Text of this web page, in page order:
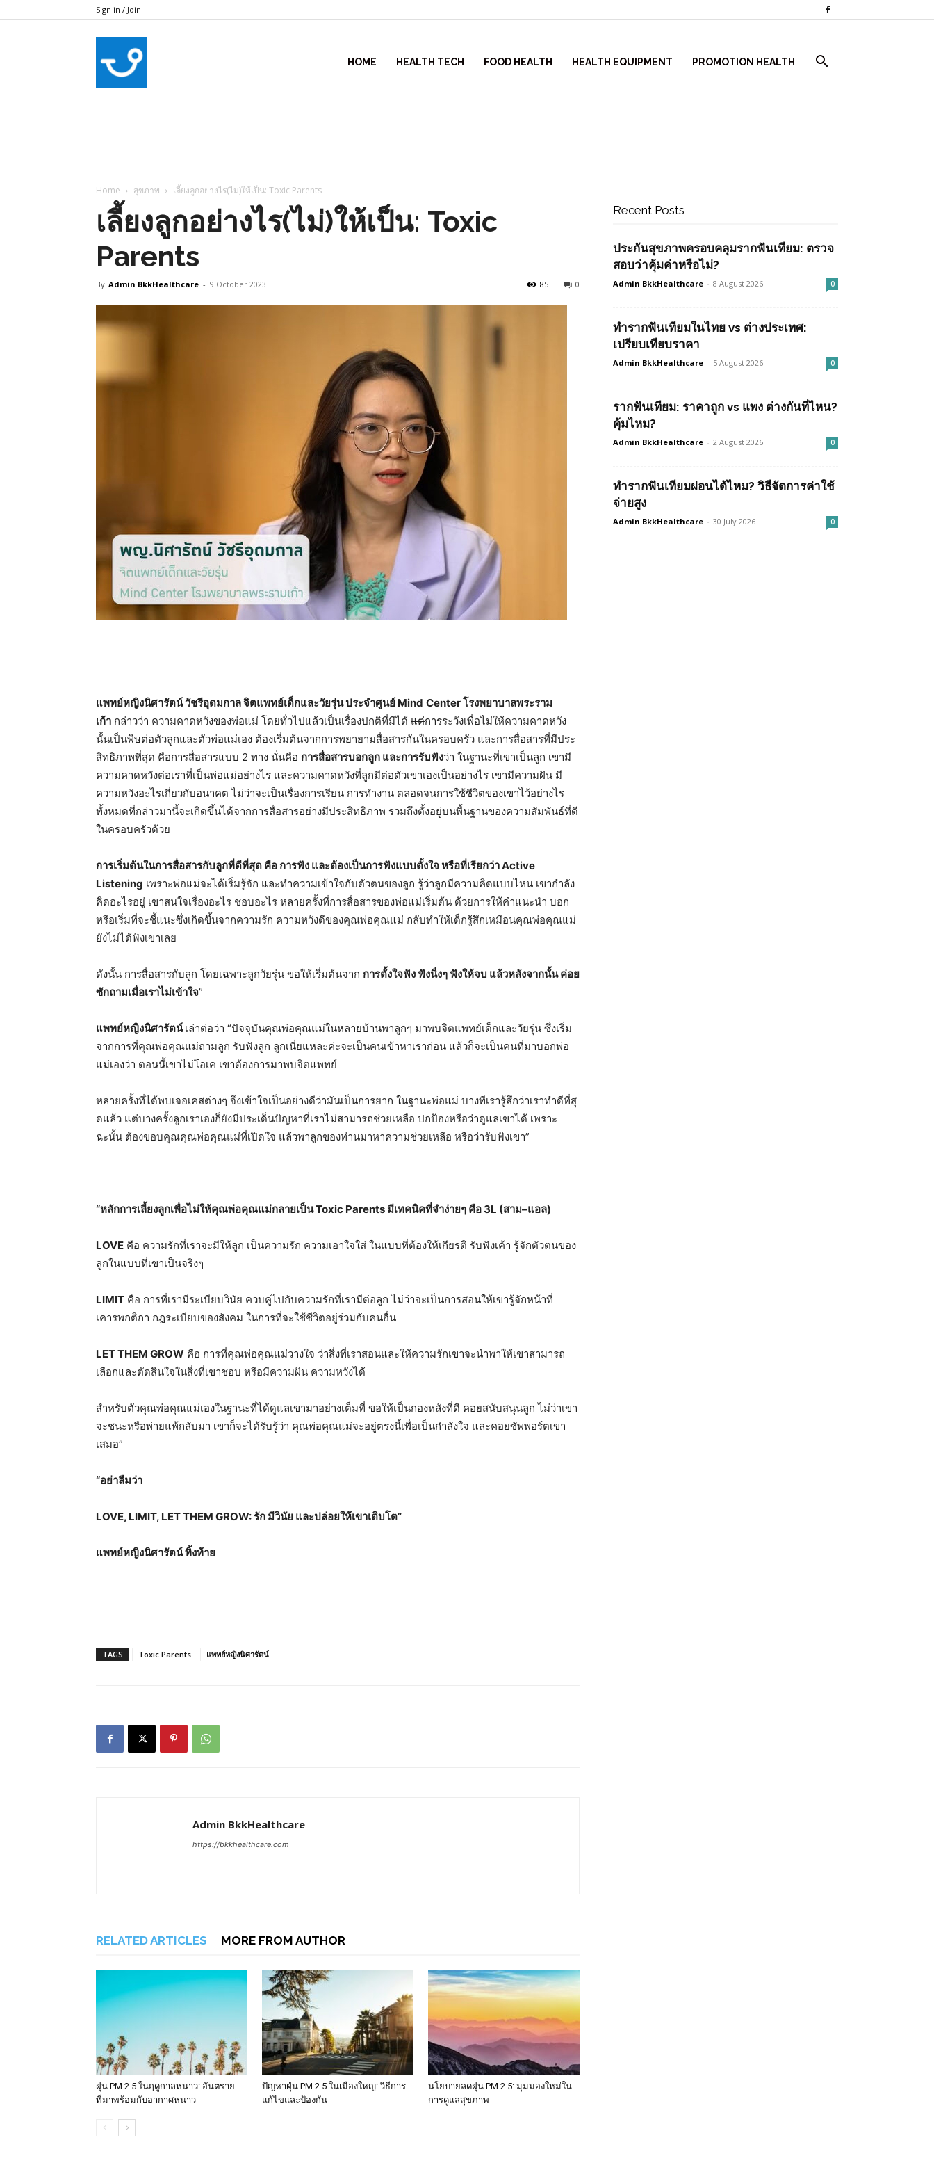
Sign in / Join
HOME HEALTH TECH FOOD HEALTH HEALTH EQUIPMENT PROMOTION HEALTH
Home สุขภาพ เลี้ยงลูกอย่างไร(ไม่)ให้เป็น: Toxic Parents
เลี้ยงลูกอย่างไร(ไม่)ให้เป็น: Toxic
Parents
By Admin BkkHealthcare - 9 October 2023 0
85
แพทย์หญิงนิศารัตน์ วัชรีอุดมกาลจิตแพทย์เด็กและวัยรุ่น ประจำศูนย์ Mind Centerโรงพยาบาลพระราม
เก้า กล่าวว่า ความคาดหวังของพ่อแม่ โดยทั่วไปแล้วเป็นเรื่องปกติที่มีได้ แต่การระวังเพื่อไม่ให้ความคาดหวัง
นั้นเป็นพิษต่อตัวลูกและตัวพ่อแม่เอง ต้องเริ่มต้นจากการพยายามสื่อสารกันในครอบครัว และการสื่อสารที่มีประ
สิทธิภาพที่สุด คือการสื่อสารแบบ 2 ทาง นั่นคือ การสื่อสารบอกลูก และการรับฟังว่า ในฐานะที่เขาเป็นลูก เขามี
ความคาดหวังต่อเราที่เป็นพ่อแม่อย่างไร และความคาดหวังที่ลูกมีต่อตัวเขาเองเป็นอย่างไร เขามีความฝัน มี
ความหวังอะไรเกี่ยวกับอนาคต ไม่ว่าจะเป็นเรื่องการเรียน การทำงาน ตลอดจนการใช้ชีวิตของเขาไว้อย่างไร
ทั้งหมดที่กล่าวมานี้จะเกิดขึ้นได้จากการสื่อสารอย่างมีประสิทธิภาพ รวมถึงตั้งอยู่บนพื้นฐานของความสัมพันธ์ที่ดี
ในครอบครัวด้วย
การเริ่มต้นในการสื่อสารกับลูกที่ดีที่สุด คือ การฟัง และต้องเป็นการฟังแบบตั้งใจ หรือที่เรียกว่าActive
Listening เพราะพ่อแม่จะได้เริ่มรู้จัก และทำความเข้าใจกับตัวตนของลูก รู้ว่าลูกมีความคิดแบบไหน เขากำลัง
คิดอะไรอยู่ เขาสนใจเรื่องอะไร ชอบอะไร หลายครั้งที่การสื่อสารของพ่อแม่เริ่มต้น ด้วยการให้คำแนะนำ บอก
หรือเริ่มที่จะชี้แนะซึ่งเกิดขึ้นจากความรัก ความหวังดีของคุณพ่อคุณแม่ กลับทำให้เด็กรู้สึกเหมือนคุณพ่อคุณแม่
ยังไม่ได้ฟังเขาเลย
ดังนั้น การสื่อสารกับลูก โดยเฉพาะลูกวัยรุ่น ขอให้เริ่มต้นจาก การตั้งใจฟัง ฟังนิ่งๆ ฟังให้จบ แล้วหลังจากนั้น ค่อย
ซักถามเมื่อเราไม่เข้าใจ”
แพทย์หญิงนิศารัตน์เล่าต่อว่า “ปัจจุบันคุณพ่อคุณแม่ในหลายบ้านพาลูกๆ มาพบจิตแพทย์เด็กและวัยรุ่น ซึ่งเริ่ม
จากการที่คุณพ่อคุณแม่ถามลูก รับฟังลูก ลูกเนี่ยแหละค่ะจะเป็นคนเข้าหาเราก่อน แล้วก็จะเป็นคนที่มาบอกพ่อ
แม่เองว่า ตอนนี้เขาไม่โอเค เขาต้องการมาพบจิตแพทย์
หลายครั้งที่ได้พบเจอเคสต่างๆ จึงเข้าใจเป็นอย่างดีว่ามันเป็นการยาก ในฐานะพ่อแม่ บางทีเรารู้สึกว่าเราทำดีที่สุ
ดแล้ว แต่บางครั้งลูกเราเองก็ยังมีประเด็นปัญหาที่เราไม่สามารถช่วยเหลือ ปกป้องหรือว่าดูแลเขาได้ เพราะ
ฉะนั้น ต้องขอบคุณคุณพ่อคุณแม่ที่เปิดใจ แล้วพาลูกของท่านมาหาความช่วยเหลือ หรือว่ารับฟังเขา”
“หลักการเลี้ยงลูกเพื่อไม่ให้คุณพ่อคุณแม่กลายเป็นToxic Parents มีเทคนิคที่จำง่ายๆ คือ 3L (สาม–แอล)
LOVE คือ ความรักที่เราจะมีให้ลูก เป็นความรัก ความเอาใจใส่ ในแบบที่ต้องให้เกียรติ รับฟังเค้า รู้จักตัวตนของ
ลูกในแบบที่เขาเป็นจริงๆ
LIMIT คือ การที่เรามีระเบียบวินัย ควบคู่ไปกับความรักที่เรามีต่อลูก ไม่ว่าจะเป็นการสอนให้เขารู้จักหน้าที่
เคารพกติกา กฎระเบียบของสังคม ในการที่จะใช้ชีวิตอยู่ร่วมกับคนอื่น
LET THEM GROW คือ การที่คุณพ่อคุณแม่วางใจ ว่าสิ่งที่เราสอนและให้ความรักเขาจะนำพาให้เขาสามารถ
เลือกและตัดสินใจในสิ่งที่เขาชอบ หรือมีความฝัน ความหวังได้
สำหรับตัวคุณพ่อคุณแม่เองในฐานะที่ได้ดูแลเขามาอย่างเต็มที่ ขอให้เป็นกองหลังที่ดี คอยสนับสนุนลูก ไม่ว่าเขา
จะชนะหรือพ่ายแพ้กลับมา เขาก็จะได้รับรู้ว่า คุณพ่อคุณแม่จะอยู่ตรงนี้เพื่อเป็นกำลังใจ และคอยซัพพอร์ตเขา
เสมอ”
“อย่าลืมว่า
LOVE, LIMIT, LET THEM GROW:รัก มีวินัย และปล่อยให้เขาเติบโต”
แพทย์หญิงนิศารัตน์ ทิ้งท้าย
TAGS Toxic Parents แพทย์หญิงนิศารัตน์
Admin BkkHealthcare
https://bkkhealthcare.com
RELATED ARTICLES MORE FROM AUTHOR
ฝุ่น PM 2.5 ในฤดูกาลหนาว: อันตราย
ที่มาพร้อมกับอากาศหนาว
ปัญหาฝุ่น PM 2.5 ในเมืองใหญ่: วิธีการ
แก้ไขและป้องกัน
นโยบายลดฝุ่น PM 2.5: มุมมองใหม่ใน
การดูแลสุขภาพ
Recent Posts
ประกันสุขภาพครอบคลุมรากฟันเทียม: ตรวจ
สอบว่าคุ้มค่าหรือไม่?
Admin BkkHealthcare - 8 August 2026 0
ทำรากฟันเทียมในไทย vs ต่างประเทศ:
เปรียบเทียบราคา
Admin BkkHealthcare - 5 August 2026 0
รากฟันเทียม: ราคาถูก vs แพง ต่างกันที่ไหน?
คุ้มไหม?
Admin BkkHealthcare - 2 August 2026 0
ทำรากฟันเทียมผ่อนได้ไหม? วิธีจัดการค่าใช้
จ่ายสูง
Admin BkkHealthcare - 30 July 2026 0